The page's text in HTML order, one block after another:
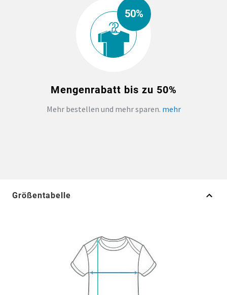
50%
Mengenrabatt bis zu 50%
Mehr bestellen und mehr sparen. mehr
Größentabelle